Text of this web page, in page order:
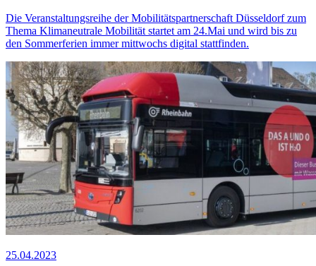
Die Veranstaltungsreihe der Mobilitätspartnerschaft Düsseldorf zum
Thema Klimaneutrale Mobilität startet am 24.Mai und wird bis zu
den Sommerferien immer mittwochs digital stattfinden.
25.04.2023